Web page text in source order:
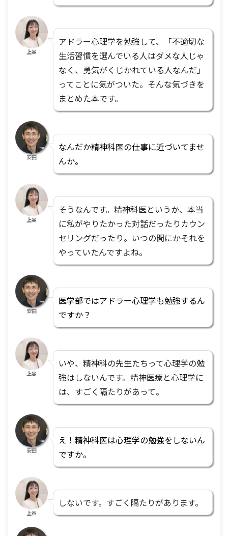
上谷
アドラー心理学を勉強して、「不適切な
生活習慣を選んでいる人はダメな人じゃ
なく、勇気がくじかれている人なんだ」
ってことに気がついた。そんな気づきを
まとめた本です。
安田
なんだか精神科医の仕事に近づいてませ
んか。
上谷
そうなんです。精神科医というか、本当
に私がやりたかった対話だったりカウン
セリングだったり。いつの間にかそれを
やっていたんですよね。
安田
医学部ではアドラー心理学も勉強するん
ですか？
上谷
いや、精神科の先生たちって心理学の勉
強はしないんです。精神医療と心理学に
は、すごく隔たりがあって。
安田
え！精神科医は心理学の勉強をしないん
ですか。
上谷
しないです。すごく隔たりがあります。